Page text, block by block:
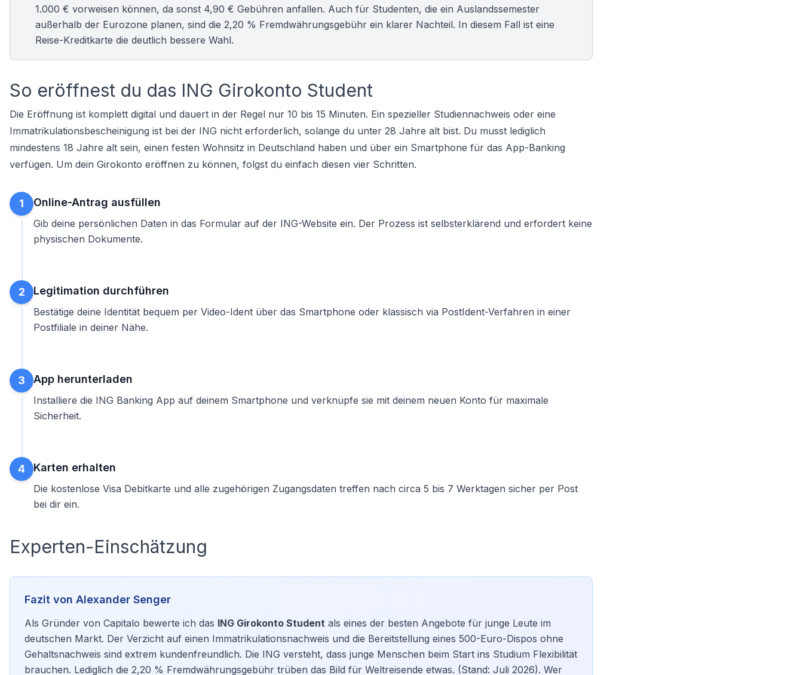
1.000 € vorweisen können, da sonst 4,90 € Gebühren anfallen. Auch für Studenten, die ein Auslandssemester
außerhalb der Eurozone planen, sind die 2,20 % Fremdwährungsgebühr ein klarer Nachteil. In diesem Fall ist eine
Reise-Kreditkarte die deutlich bessere Wahl.
So eröffnest du das ING Girokonto Student
Die Eröffnung ist komplett digital und dauert in der Regel nur 10 bis 15 Minuten. Ein spezieller Studiennachweis oder eine
Immatrikulationsbescheinigung ist bei der ING nicht erforderlich, solange du unter 28 Jahre alt bist. Du musst lediglich
mindestens 18 Jahre alt sein, einen festen Wohnsitz in Deutschland haben und über ein Smartphone für das App-Banking
verfügen. Um dein Girokonto eröffnen zu können, folgst du einfach diesen vier Schritten.
1 Online-Antrag ausfüllen
Gib deine persönlichen Daten in das Formular auf der ING-Website ein. Der Prozess ist selbsterklärend und erfordert keine
physischen Dokumente.
2 Legitimation durchführen
Bestätige deine Identität bequem per Video-Ident über das Smartphone oder klassisch via PostIdent-Verfahren in einer
Postfiliale in deiner Nähe.
3 App herunterladen
Installiere die ING Banking App auf deinem Smartphone und verknüpfe sie mit deinem neuen Konto für maximale
Sicherheit.
4 Karten erhalten
Die kostenlose Visa Debitkarte und alle zugehörigen Zugangsdaten treffen nach circa 5 bis 7 Werktagen sicher per Post
bei dir ein.
Experten-Einschätzung
Fazit von Alexander Senger
Als Gründer von Capitalo bewerte ich das ING Girokonto Student als eines der besten Angebote für junge Leute im
deutschen Markt. Der Verzicht auf einen Immatrikulationsnachweis und die Bereitstellung eines 500-Euro-Dispos ohne
Gehaltsnachweis sind extrem kundenfreundlich. Die ING versteht, dass junge Menschen beim Start ins Studium Flexibilität
brauchen. Lediglich die 2,20 % Fremdwährungsgebühr trüben das Bild für Weltreisende etwas. (Stand: Juli 2026). Wer